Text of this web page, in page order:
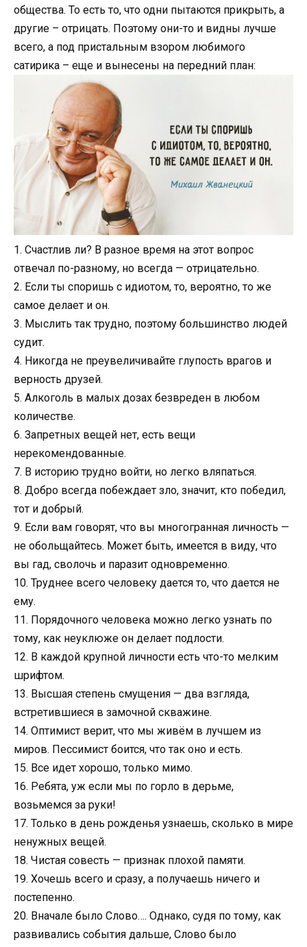
общества. То есть то, что одни пытаются прикрыть, а
другие – отрицать. Поэтому они-то и видны лучше
всего, а под пристальным взором любимого
сатирика – еще и вынесены на передний план:
1. Счастлив ли? В разное время на этот вопрос
отвечал по-разному, но всегда — отрицательно.
2. Если ты споришь с идиотом, то, вероятно, то же
самое делает и он.
3. Мыслить так трудно, поэтому большинство людей
судит.
4. Никогда не преувеличивайте глупость врагов и
верность друзей.
5. Алкоголь в малых дозах безвреден в любом
количестве.
6. Запретных вещей нет, есть вещи
нерекомендованные.
7. В историю трудно войти, но легко вляпаться.
8. Добpо всегда побеждает зло, значит, кто победил,
тот и добрый.
9. Если вам говорят, что вы многогранная личность —
не обольщайтесь. Может быть, имеется в виду, что
вы гад, сволочь и паразит одновременно.
10. Труднее всего человеку дается то, что дается не
ему.
11. Порядочного человека можно легко узнать по
тому, как неуклюже он делает подлости.
12. В каждой крупной личности есть что-то мелким
шрифтом.
13. Высшая степень смущения — два взгляда,
встретившиеся в замочной скважине.
14. Оптимист верит, что мы живём в лучшем из
миров. Пессимист боится, что так оно и есть.
15. Все идет хорошо, только мимо.
16. Ребята, уж если мы по горло в дерьме,
возьмемся за руки!
17. Только в день рожденья узнаешь, сколько в мире
ненужных вещей.
18. Чистая совесть — признак плохой памяти.
19. Хочешь всего и сразу, а получаешь ничего и
постепенно.
20. Вначале было Слово…. Однако, судя по тому, как
развивались события дальше, Слово было